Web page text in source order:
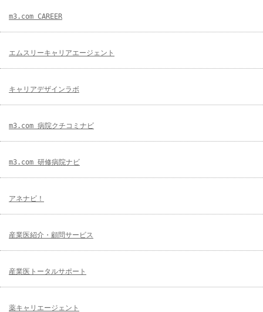
m3.com CAREER
エムスリーキャリアエージェント
キャリアデザインラボ
m3.com 病院クチコミナビ
m3.com 研修病院ナビ
アネナビ！
産業医紹介・顧問サービス
産業医トータルサポート
薬キャリエージェント